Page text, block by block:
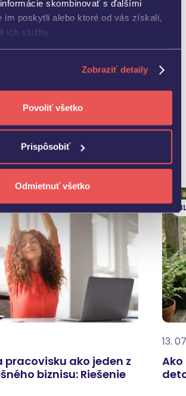
skombinovať s ďalšími
im poskytli alebo ktoré od vás získali,
ich služby.
Zobraziť detaily
Povoliť všetko
Prispôsobiť
Odmietnuť všetko
pracovisku ako jeden z
biznisu: Riešenie
13.